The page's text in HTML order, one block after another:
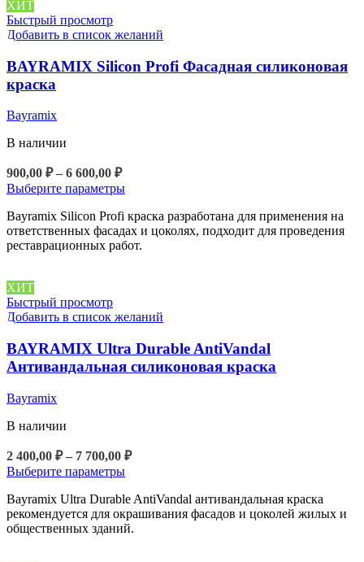
странице
ХИТ
Быстрый просмотр
Добавить в список желаний
BAYRAMIX Silicon Profi Фасадная силиконовая
краска
Bayramix
В наличии
900,00 ₽ – 6 600,00 ₽Диапазон
цен:
–
6
600,00 ₽
Выберите параметрыЭтот
имеет
несколько
вариаций.
странице
Bayramix Silicon Profi краска разработана для применения на
ответственных фасадах и цоколях, подходит для проведения
реставрационных работ.
ХИТ
Быстрый просмотр
Добавить в список желаний
BAYRAMIX Ultra Durable AntiVandal
Антивандальная силиконовая краска
Bayramix
В наличии
2 400,00 ₽ – 7 700,00 ₽Диапазон
400,00 ₽
–
7
Выберите параметрыЭтот
имеет
несколько
вариаций.
Bayramix Ultra Durable AntiVandal антивандальная краска
рекомендуется для окрашивания фасадов и цоколей жилых и
общественных зданий.